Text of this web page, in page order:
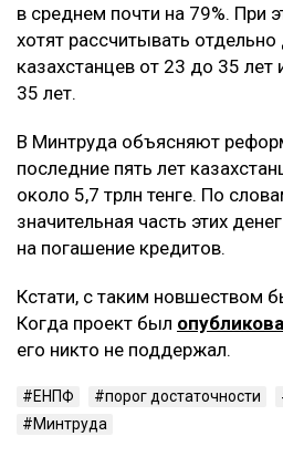
в среднем почти на 79%. При
хотят рассчитывать
казахстанцев от 23 до 35
35 лет.
В Минтруда объясняют
последние пять лет
около 5,7 трлн тенге. По
значительная часть этих
на погашение кредитов.
Кстати, с таким новшеством
Когда проект был
его никто не поддержал.
ЕНПФ порог достаточности
Минтруда